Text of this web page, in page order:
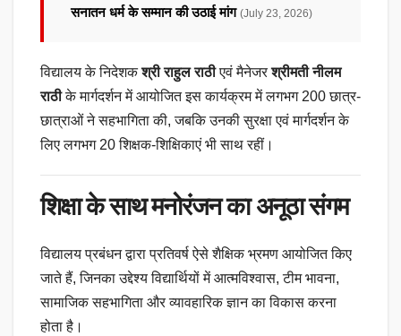
सनातन धर्म के सम्मान की उठाई मांग (July 23, 2026)
विद्यालय के निदेशकश्री राहुल राठीएवं मैनेजरश्रीमती नीलम
राठीके मार्गदर्शन में आयोजित इस कार्यक्रम में लगभग 200 छात्र-
छात्राओं ने सहभागिता की, जबकि उनकी सुरक्षा एवं मार्गदर्शन के
लिए लगभग 20 शिक्षक-शिक्षिकाएं भी साथ रहीं।
शिक्षा के साथ मनोरंजन का अनूठा संगम
विद्यालय प्रबंधन द्वारा प्रतिवर्ष ऐसे शैक्षिक भ्रमण आयोजित किए
जाते हैं, जिनका उद्देश्य विद्यार्थियों में आत्मविश्वास, टीम भावना,
सामाजिक सहभागिता और व्यावहारिक ज्ञान का विकास करना
होता है।